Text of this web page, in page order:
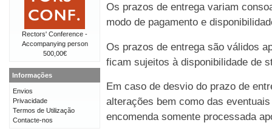
Os prazos de entrega variam
modo de pagamento e
Os prazos de entrega são válidos
ficam sujeitos à disponibilidade de
Em caso de desvio do prazo de
alterações bem como das
encomenda somente processada
Rectors' Conference -
Accompanying person
500,00€
Informações
Envios
Privacidade
Termos de Utilização
Contacte-nos